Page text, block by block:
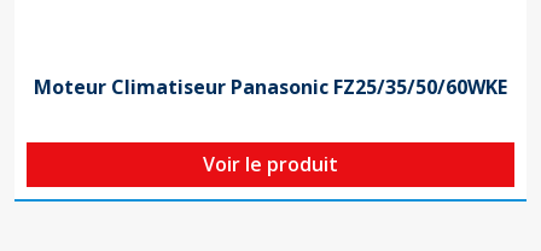
Moteur Climatiseur Panasonic FZ25/35/50/60WKE
Voir le produit